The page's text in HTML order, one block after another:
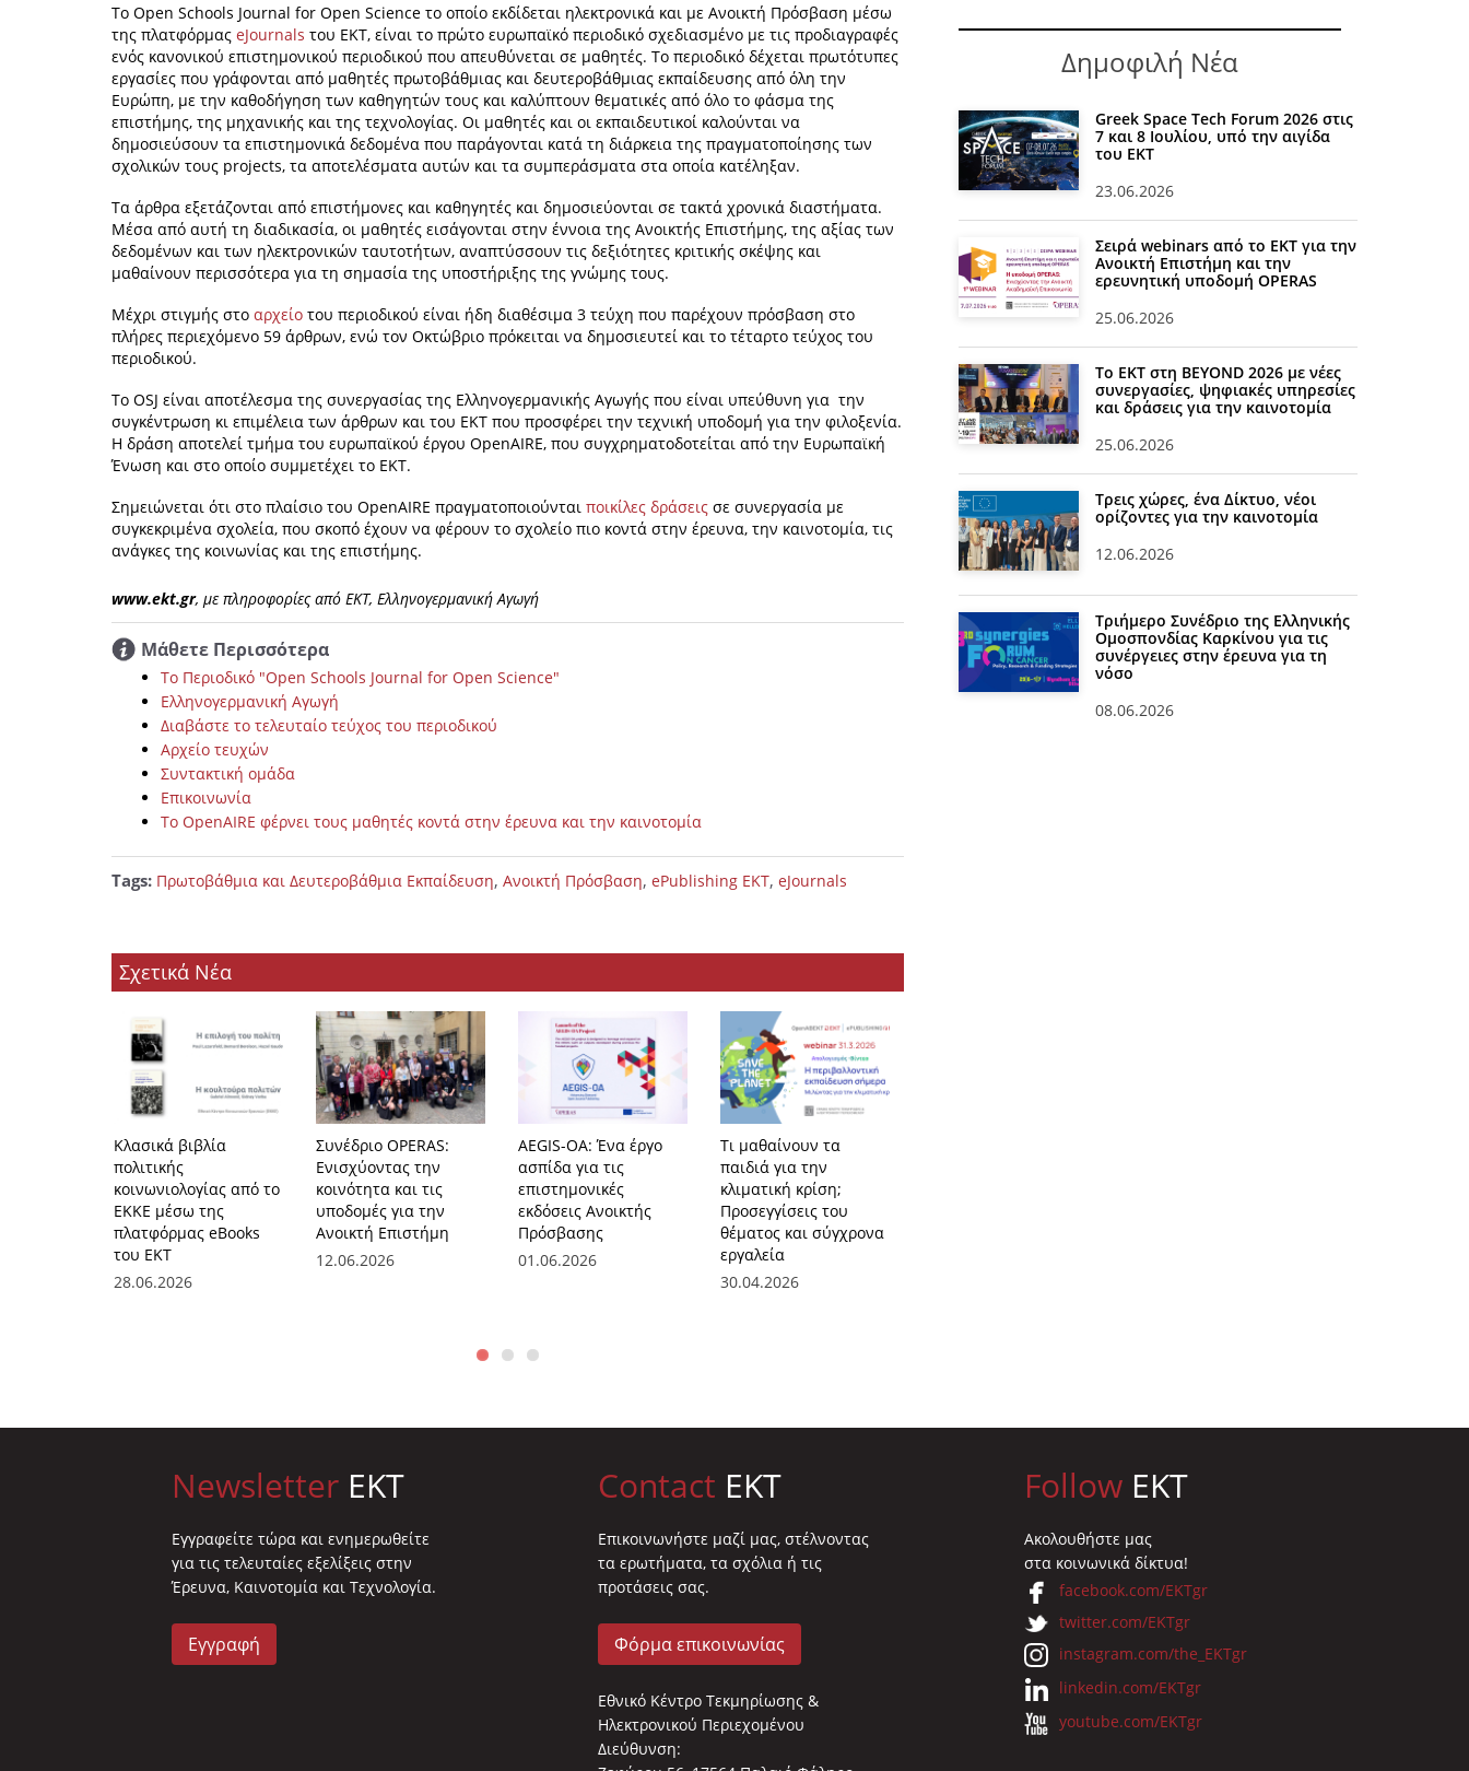
Το Open Schools Journal for Open Science το οποίο εκδίδεται ηλεκτρονικά και με Ανοικτή Πρόσβαση μέσω
της πλατφόρμας eJournals του ΕΚΤ, είναι το πρώτο ευρωπαϊκό περιοδικό σχεδιασμένο με τις προδιαγραφές
ενός κανονικού επιστημονικού περιοδικού που απευθύνεται σε μαθητές. Το περιοδικό δέχεται πρωτότυπες
εργασίες που γράφονται από μαθητές πρωτοβάθμιας και δευτεροβάθμιας εκπαίδευσης από όλη την
Ευρώπη, με την καθοδήγηση των καθηγητών τους και καλύπτουν θεματικές από όλο το φάσμα της
επιστήμης, της μηχανικής και της τεχνολογίας. Οι μαθητές και οι εκπαιδευτικοί καλούνται να
δημοσιεύσουν τα επιστημονικά δεδομένα που παράγονται κατά τη διάρκεια της πραγματοποίησης των
σχολικών τους projects, τα αποτελέσματα αυτών και τα συμπεράσματα στα οποία κατέληξαν.
Τα άρθρα εξετάζονται από επιστήμονες και καθηγητές και δημοσιεύονται σε τακτά χρονικά διαστήματα.
Μέσα από αυτή τη διαδικασία, οι μαθητές εισάγονται στην έννοια της Ανοικτής Επιστήμης, της αξίας των
δεδομένων και των ηλεκτρονικών ταυτοτήτων, αναπτύσσουν τις δεξιότητες κριτικής σκέψης και
μαθαίνουν περισσότερα για τη σημασία της υποστήριξης της γνώμης τους.
Μέχρι στιγμής στο αρχείο του περιοδικού είναι ήδη διαθέσιμα 3 τεύχη που παρέχουν πρόσβαση στο
πλήρες περιεχόμενο 59 άρθρων, ενώ τον Οκτώβριο πρόκειται να δημοσιευτεί και το τέταρτο τεύχος του
περιοδικού.
Το OSJ είναι αποτέλεσμα της συνεργασίας της Ελληνογερμανικής Αγωγής που είναι υπεύθυνη για την
συγκέντρωση κι επιμέλεια των άρθρων και του EKT που προσφέρει την τεχνική υποδομή για την φιλοξενία.
Η δράση αποτελεί τμήμα του ευρωπαϊκού έργου OpenAIRE, που συγχρηματοδοτείται από την Ευρωπαϊκή
Ένωση και στο οποίο συμμετέχει το ΕΚΤ.
Σημειώνεται ότι στο πλαίσιο του OpenAIRE πραγματοποιούνται ποικίλες δράσεις σε συνεργασία με
συγκεκριμένα σχολεία, που σκοπό έχουν να φέρουν το σχολείο πιο κοντά στην έρευνα, την καινοτομία, τις
ανάγκες της κοινωνίας και της επιστήμης.
www.ekt.gr, με πληροφορίες από ΕΚΤ, Ελληνογερμανική Αγωγή
Μάθετε Περισσότερα
Το Περιοδικό "Open Schools Journal for Open Science"
Ελληνογερμανική Αγωγή
Διαβάστε το τελευταίο τεύχος του περιοδικού
Αρχείο τευχών
Συντακτική ομάδα
Επικοινωνία
Το OpenAIRE φέρνει τους μαθητές κοντά στην έρευνα και την καινοτομία
Tags: Πρωτοβάθμια και Δευτεροβάθμια Εκπαίδευση, Ανοικτή Πρόσβαση, ePublishing ΕΚΤ, eJournals
Σχετικά Νέα
Κλασικά βιβλία
πολιτικής
κοινωνιολογίας από το
ΕΚΚΕ μέσω της
πλατφόρμας eBooks
του ΕΚΤ
28.06.2026
Συνέδριο OPERAS:
Ενισχύοντας την
κοινότητα και τις
υποδομές για την
Ανοικτή Επιστήμη
12.06.2026
AEGIS-OA: Ένα έργο
ασπίδα για τις
επιστημονικές
εκδόσεις Ανοικτής
Πρόσβασης
01.06.2026
Τι μαθαίνουν τα
παιδιά για την
κλιματική κρίση;
Προσεγγίσεις του
θέματος και σύγχρονα
εργαλεία
30.04.2026
Δημοφιλή Νέα
Greek Space Tech Forum 2026 στις
7 και 8 Ιουλίου, υπό την αιγίδα
του ΕΚΤ
23.06.2026
Σειρά webinars από το ΕΚΤ για την
Ανοικτή Επιστήμη και την
ερευνητική υποδομή OPERAS
25.06.2026
Το ΕΚΤ στη BEYOND 2026 με νέες
συνεργασίες, ψηφιακές υπηρεσίες
και δράσεις για την καινοτομία
25.06.2026
Τρεις χώρες, ένα Δίκτυο, νέοι
ορίζοντες για την καινοτομία
12.06.2026
Τριήμερο Συνέδριο της Ελληνικής
Ομοσπονδίας Καρκίνου για τις
συνέργειες στην έρευνα για τη
νόσο
08.06.2026
Newsletter EKT
Eγγραφείτε τώρα και ενημερωθείτε
για τις τελευταίες εξελίξεις στην
Έρευνα, Καινοτομία και Τεχνολογία.
Εγγραφή
Contact EKT
Επικοινωνήστε μαζί μας, στέλνοντας
τα ερωτήματα, τα σχόλια ή τις
προτάσεις σας.
Φόρμα επικοινωνίας
Εθνικό Κέντρο Τεκμηρίωσης &
Ηλεκτρονικού Περιεχομένου
Διεύθυνση:
Follow EKT
Ακολουθήστε μας
στα κοινωνικά δίκτυα!
facebook.com/EKTgr
twitter.com/EKTgr
instagram.com/the_EKTgr
linkedin.com/EKTgr
youtube.com/EKTgr